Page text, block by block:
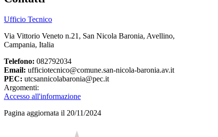
Ufficio Tecnico
Via Vittorio Veneto n.21, San Nicola Baronia, Avellino,
Campania, Italia
Telefono: 082792034
Email: ufficiotecnico@comune.san-nicola-baronia.av.it
PEC: utcsannicolabaronia@pec.it
Argomenti:
Accesso all'informazione
Pagina aggiornata il 20/11/2024